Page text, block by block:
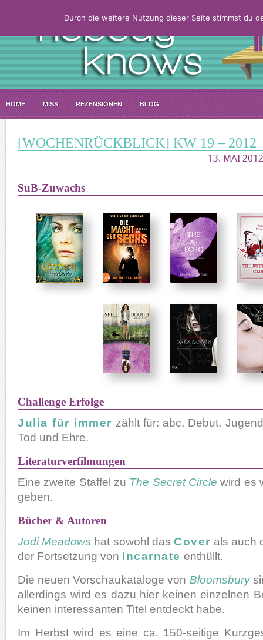
HOME MISS REZENSIONEN BLOG
[WOCHENRÜCKBLICK] KW 19 – 2012
13. MAI
SuB-Zuwachs
Challenge Erfolge
Julia für immer zählt für: abc, Debut,
Tod und Ehre.
Literaturverfilmungen
Eine zweite Staffel zu The Secret Circle wird es
geben.
Bücher & Autoren
Jodi Meadows hat sowohl dasCover als auch
der Fortsetzung von Incarnate enthüllt.
Die neuen Vorschaukataloge von Bloomsbury
allerdings wird es dazu hier keinen einzelnen
keinen interessanten Titel entdeckt habe.
Im Herbst wird es eine ca. 150-seitige
Durch die weitere Nutzung dieser Seite stimmst du